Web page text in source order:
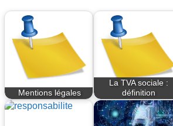
Mentions légales
La TVA sociale :
définition